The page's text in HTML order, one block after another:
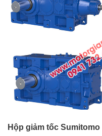
Hộp giảm tốc Sumitomo